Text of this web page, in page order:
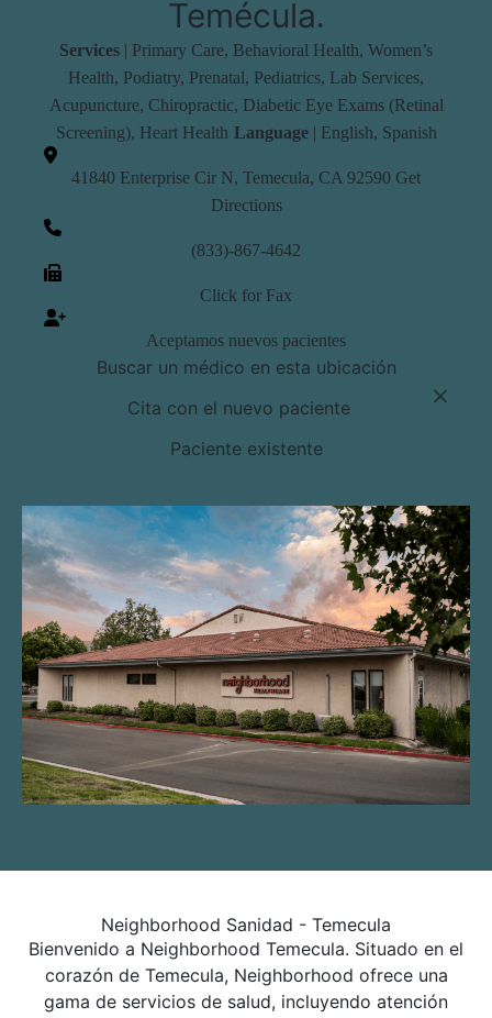
Temécula.
Services | Primary Care, Behavioral Health, Women’s
Health, Podiatry, Prenatal, Pediatrics, Lab Services,
Acupuncture, Chiropractic, Diabetic Eye Exams (Retinal
Screening), Heart Health Language| English, Spanish
41840 Enterprise Cir N, Temecula, CA 92590 Get
Directions
(833)-867-4642
Click for Fax
Aceptamos nuevos pacientes
Buscar un médico en esta ubicación
⨉
Cita con el nuevo paciente
Paciente existente
Neighborhood Sanidad - Temecula
Bienvenido a Neighborhood Temecula. Situado en el
corazón de Temecula, Neighborhood ofrece una
gama de servicios de salud, incluyendo atención